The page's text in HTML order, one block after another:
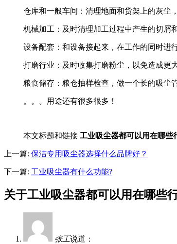
仓库和一般车间：清理地面和货架上的灰尘
机械加工：及时清理加工过程中产生的切屑
设备配套：和设备接起来，在工作的同时进
打磨行业：及时收集打磨粉尘，以免造成更
粮食储存：粮仓抽样检查，做一个长的吸尘
。。。用途还有很多很多！
本文标题和链接 工业吸尘器都可以用在哪些
上一篇: 保洁专用吸尘器选择什么品牌好？
下一篇: 工业吸尘器有什么功能?
关于工业吸尘器都可以用在哪些
张工说道：